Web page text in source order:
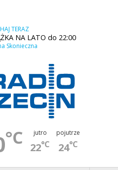
TERAZ
NA LATO do 22:00
Skonieczna
°C jutro
22°C
pojutrze
24°C